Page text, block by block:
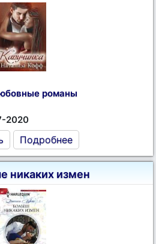
романы
2020
Подробнее
никаких измен